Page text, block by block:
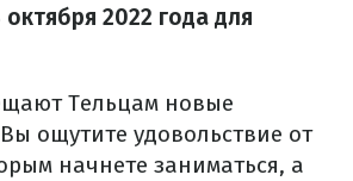
октября 2022 года для
Тельцам новые
ощутите удовольствие от
начнете заниматься, а